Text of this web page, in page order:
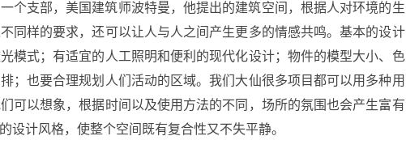
个支部，美国建筑师波特曼，他提出的建筑空间，根据人对环境的生
同样的要求，还可以让人与人之间产生更多的情感共鸣。基本的设计
模式；有适宜的人工照明和便利的现代化设计；物件的模型大小、色
；也要合理规划人们活动的区域。我们大仙很多项目都可以用多种用
可以想象，根据时间以及使用方法的不同，场所的氛围也会产生富有
设计风格，使整个空间既有复合性又不失平静。